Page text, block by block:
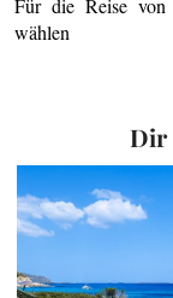
Für die Reise
wählen
Dir